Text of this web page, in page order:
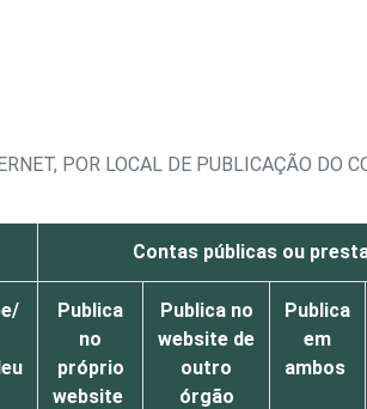
POR LOCAL DE PUBLICAÇÃO DO
Contas públicas ou
Publica
no
próprio
website
Publica no
website de
outro
órgão
Publica
em
ambos